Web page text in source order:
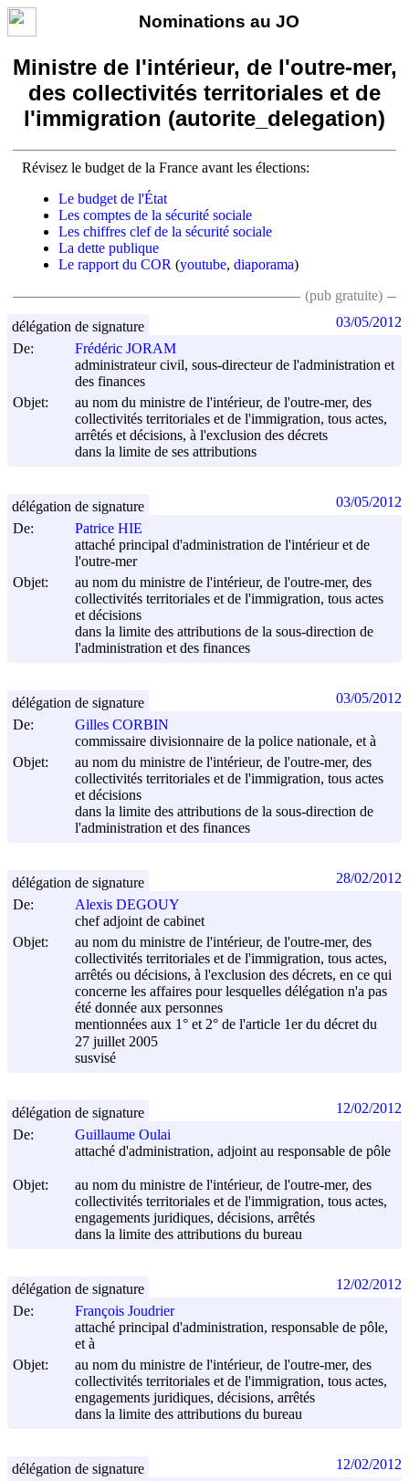
Nominations au JO
Ministre de l'intérieur, de l'outre-mer,
des collectivités territoriales et de
l'immigration (autorite_delegation)
Révisez le budget de la France avant les élections:
Le budget de l'État
Les comptes de la sécurité sociale
Les chiffres clef de la sécurité sociale
La dette publique
Le rapport du COR (youtube, diaporama)
(pub gratuite)
De:
Frédéric JORAM
administrateur civil, sous-directeur de l'administration et
des finances
Objet:
au nom du ministre de l'intérieur, de l'outre-mer, des
collectivités territoriales et de l'immigration, tous actes,
arrêtés et décisions, à l'exclusion des décrets
dans la limite de ses attributions
délégation de signature 03/05/2012
De:
Patrice HIE
attaché principal d'administration de l'intérieur et de
l'outre-mer
Objet:
au nom du ministre de l'intérieur, de l'outre-mer, des
collectivités territoriales et de l'immigration, tous actes
et décisions
dans la limite des attributions de la sous-direction de
l'administration et des finances
délégation de signature 03/05/2012
De:
Gilles CORBIN
commissaire divisionnaire de la police nationale, et à
Objet:
au nom du ministre de l'intérieur, de l'outre-mer, des
collectivités territoriales et de l'immigration, tous actes
et décisions
dans la limite des attributions de la sous-direction de
l'administration et des finances
délégation de signature 03/05/2012
De:
Alexis DEGOUY
chef adjoint de cabinet
Objet:
au nom du ministre de l'intérieur, de l'outre-mer, des
collectivités territoriales et de l'immigration, tous actes,
arrêtés ou décisions, à l'exclusion des décrets, en ce qui
concerne les affaires pour lesquelles délégation n'a pas
été donnée aux personnes
mentionnées aux 1° et 2° de l'article 1er du décret du
27 juillet 2005
susvisé
délégation de signature 28/02/2012
De:
Guillaume Oulai
attaché d'administration, adjoint au responsable de pôle
Objet:
au nom du ministre de l'intérieur, de l'outre-mer, des
collectivités territoriales et de l'immigration, tous actes,
engagements juridiques, décisions, arrêtés
dans la limite des attributions du bureau
délégation de signature 12/02/2012
De:
François Joudrier
attaché principal d'administration, responsable de pôle,
et à
Objet:
au nom du ministre de l'intérieur, de l'outre-mer, des
collectivités territoriales et de l'immigration, tous actes,
engagements juridiques, décisions, arrêtés
dans la limite des attributions du bureau
délégation de signature 12/02/2012
délégation de signature 12/02/2012